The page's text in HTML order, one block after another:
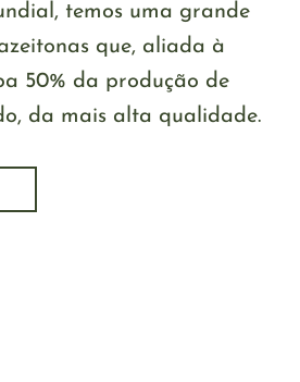
temos uma grande
que, aliada à
50% da produção de
da mais alta qualidade.